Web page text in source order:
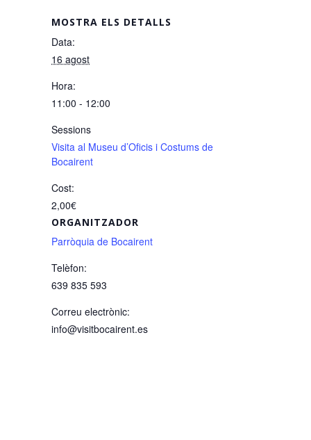
MOSTRA ELS DETALLS
Data:
16 agost
Hora:
11:00 - 12:00
Sessions
Visita al Museu d’Oficis i Costums de
Bocairent
Cost:
2,00€
ORGANITZADOR
Parròquia de Bocairent
Telèfon:
639 835 593
Correu electrònic:
info@visitbocairent.es